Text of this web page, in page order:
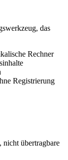
das
Rechner
Registrierung
übertragbare